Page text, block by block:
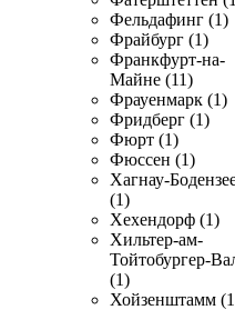
Фельдафинг (1)
Фрайбург (1)
Франкфурт-на-
Майне (11)
Фрауенмарк (1)
Фридберг (1)
Фюрт (1)
Фюссен (1)
Хагнау-
(1)
Хехендорф (1)
Хильтер-ам-
Тойтобургер-
(1)
Хойзенштамм